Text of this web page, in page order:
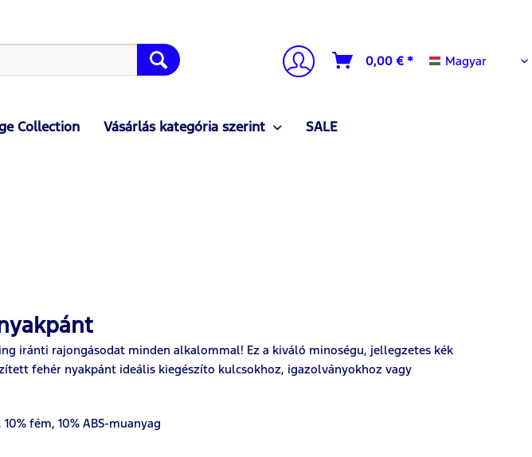
0,00 € * Magyar
Magyar
Collection Vásárlás kategória szerint SALE
iránti rajongásodat minden alkalommal! Ez a kiváló minoségu, jellegzetes kék
fehér nyakpánt ideális kiegészíto kulcsokhoz, igazolványokhoz vagy
fém, 10% ABS-muanyag